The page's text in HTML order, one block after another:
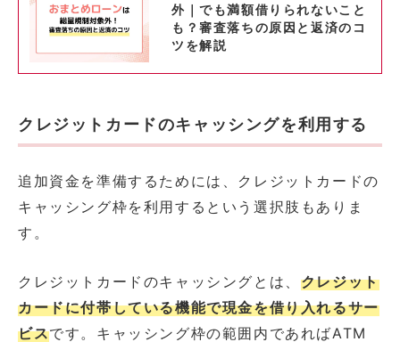
外｜でも満額借りられないこと
も？審査落ちの原因と返済のコ
ツを解説
クレジットカードのキャッシングを利用する
追加資金を準備するためには、クレジットカードの
キャッシング枠を利用するという選択肢もありま
す。
クレジットカードのキャッシングとは、 クレジット
カードに付帯している機能で現金を借り入れるサー
ビスです。キャッシング枠の範囲内であればATM